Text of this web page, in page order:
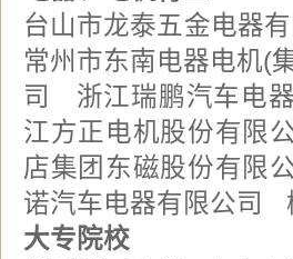
台山市龙泰五金电器
常州市东南电器电机(
司 浙江瑞鹏汽车电
江方正电机股份有
店集团东磁股份有
诺汽车电器有限公司
大专院校